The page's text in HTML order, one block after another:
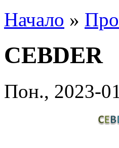
Начало »
CEBDER
Пон., 2023-